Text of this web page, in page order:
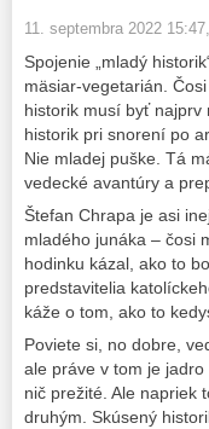
11. septembra 2022 15:47
Spojenie „mladý
mäsiar-vegetarián.
historik musí byť najprv
historik pri snorení po
Nie mladej puške. Tá
vedecké avantúry a
Štefan Chrapa je asi
mladého junáka – čosi
hodinku kázal, ako to
predstavitelia
káže o tom, ako to
Poviete si, no dobre,
ale práve v tom je
nič prežité. Ale napriek
druhým. Skúsený